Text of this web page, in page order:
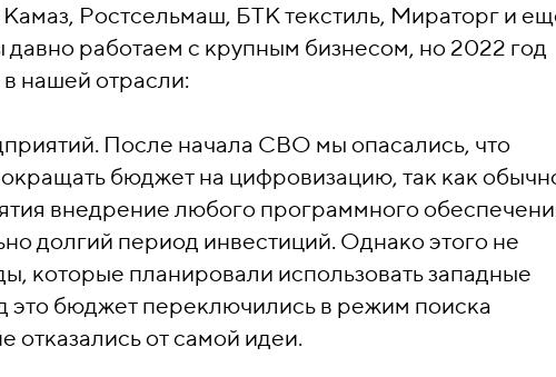
Ростсельмаш, БТК текстиль, Мираторг и
работаем с крупным бизнесом, но 2022 год
нашей отрасли:
После начала СВО мы опасались, что
бюджет на цифровизацию, так как
внедрение любого программного
долгий период инвестиций. Однако этого не
которые планировали использовать западные
это бюджет переключились в режим поиска
отказались от самой идеи.